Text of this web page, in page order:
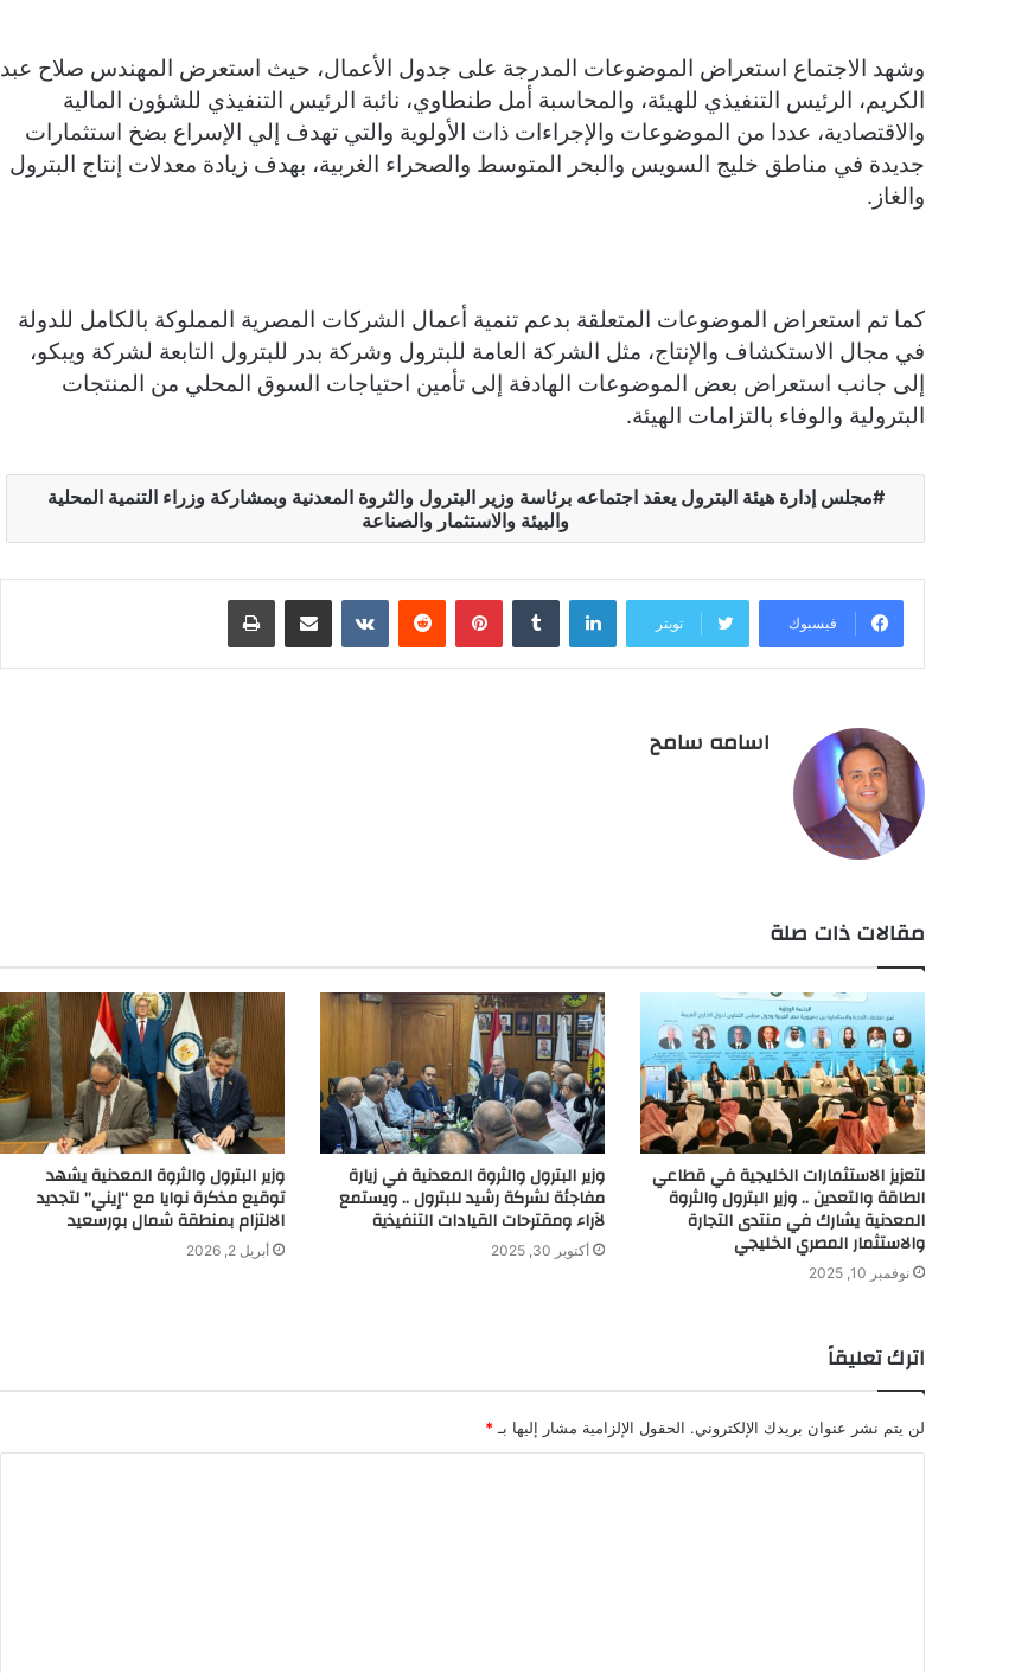
وشهد الاجتماع استعراض الموضوعات المدرجة على جدول الأعمال، حيث استعرض المهندس صلاح عبد
الكريم، الرئيس التنفيذي للهيئة، والمحاسبة أمل طنطاوي، نائبة الرئيس التنفيذي للشؤون المالية
والاقتصادية، عددا من الموضوعات والإجراءات ذات الأولوية والتي تهدف إلي الإسراع بضخ استثمارات
جديدة في مناطق خليج السويس والبحر المتوسط والصحراء الغربية، بهدف زيادة معدلات إنتاج البترول
والغاز.
كما تم استعراض الموضوعات المتعلقة بدعم تنمية أعمال الشركات المصرية المملوكة بالكامل للدولة
في مجال الاستكشاف والإنتاج، مثل الشركة العامة للبترول وشركة بدر للبترول التابعة لشركة ويبكو،
إلى جانب استعراض بعض الموضوعات الهادفة إلى تأمين احتياجات السوق المحلي من المنتجات
البترولية والوفاء بالتزامات الهيئة.
مجلس إدارة هيئة البترول يعقد اجتماعه برئاسة وزير البترول والثروة المعدنية وبمشاركة وزراء التنمية المحلية
والبيئة والاستثمار والصناعة
فيسبوك تويتر
لينكدإن بينتيريست مشاركة عبر البريد طباعة
اسامه سامح
مقالات ذات صلة
لتعزيز الاستثمارات الخليجية في قطاعي
الطاقة والتعدين .. وزير البترول والثروة
المعدنية يشارك في منتدى التجارة
والاستثمار المصري الخليجي
نوفمبر 10, 2025
وزير البترول والثروة المعدنية في زيارة
مفاجئة لشركة رشيد للبترول .. ويستمع
لآراء ومقترحات القيادات التنفيذية
أكتوبر 30, 2025
وزير البترول والثروة المعدنية يشهد
توقيع مذكرة نوايا مع “إيني” لتجديد
الالتزام بمنطقة شمال بورسعيد
أبريل 2, 2026
اترك تعليقاً
لن يتم نشر عنوان بريدك الإلكتروني. الحقول الإلزامية مشار إليها بـ *